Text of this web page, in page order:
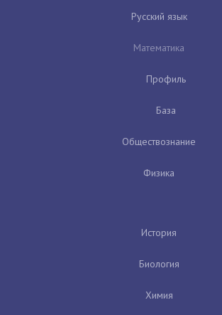
Русский язык
Математика
Профиль
База
Обществознание
Физика
История
Биология
Химия